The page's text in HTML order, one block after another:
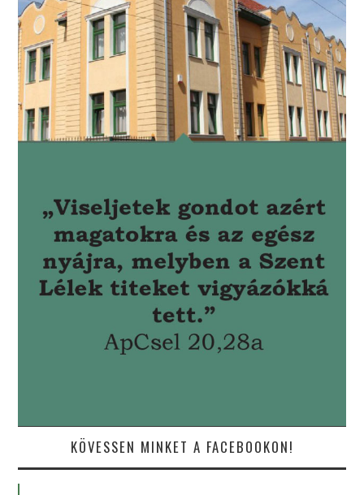
KÖVESSEN MINKET A FACEBOOKON!